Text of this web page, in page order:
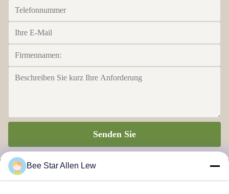
Senden Sie
Bee Star Allen Lew